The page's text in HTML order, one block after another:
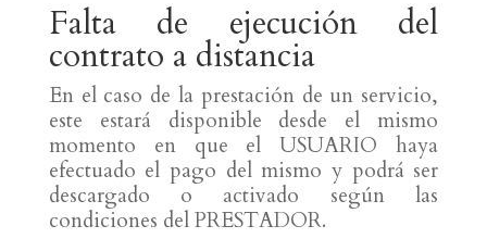
Falta de ejecución del
contrato a distancia
En el caso de la prestación de un servicio,
este estará disponible desde el mismo
momento en que el USUARIO haya
efectuado el pago del mismo y podrá ser
descargado o activado según las
condiciones del PRESTADOR.